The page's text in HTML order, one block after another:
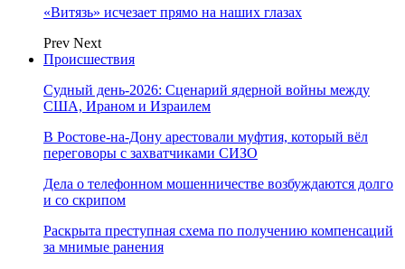
«Витязь» исчезает прямо на наших глазах
Prev Next
Происшествия
Судный день-2026: Сценарий ядерной войны между
США, Ираном и Израилем
В Ростове-на-Дону арестовали муфтия, который вёл
переговоры с захватчиками СИЗО
Дела о телефонном мошенничестве возбуждаются долго
и со скрипом
Раскрыта преступная схема по получению компенсаций
за мнимые ранения